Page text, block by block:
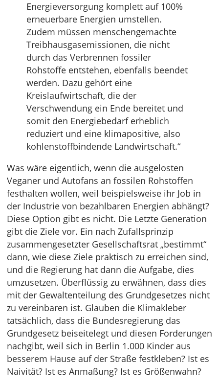
Energieversorgung komplett auf 100%
erneuerbare Energien umstellen.
Zudem müssen menschengemachte
Treibhausgasemissionen, die nicht
durch das Verbrennen fossiler
Rohstoffe entstehen, ebenfalls beendet
werden. Dazu gehört eine
Kreislaufwirtschaft, die der
Verschwendung ein Ende bereitet und
somit den Energiebedarf erheblich
reduziert und eine klimapositive, also
kohlenstoffbindende Landwirtschaft.“
Was wäre eigentlich, wenn die ausgelosten
Veganer und Autofans an fossilen Rohstoffen
festhalten wollen, weil beispielsweise ihr Job in
der Industrie von bezahlbaren Energien abhängt?
Diese Option gibt es nicht. Die Letzte Generation
gibt die Ziele vor. Ein nach Zufallsprinzip
zusammengesetzter Gesellschaftsrat „bestimmt“
dann, wie diese Ziele praktisch zu erreichen sind,
und die Regierung hat dann die Aufgabe, dies
umzusetzen. Überflüssig zu erwähnen, dass dies
mit der Gewaltenteilung des Grundgesetzes nicht
zu vereinbaren ist. Glauben die Klimakleber
tatsächlich, dass die Bundesregierung das
Grundgesetz beiseitelegt und diesen Forderungen
nachgibt, weil sich in Berlin 1.000 Kinder aus
besserem Hause auf der Straße festkleben? Ist es
Naivität? Ist es Anmaßung? Ist es Größenwahn?